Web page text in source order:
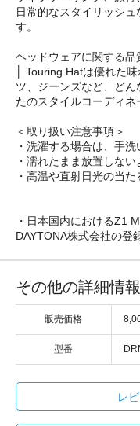
日常的なスタイリッシ
す。
ヘッドウェアに関する
│ Touring Hatは優れた
ツ、ジーンズなど、ど
たのスタイルコーディネ
＜取り扱い注意事項＞
・洗濯する場合は、手
・濡れたまま放置しない
・高温や直射日光の当
・日本国内におけるZ1
DAYTONA株式会社の登
その他の詳細情報
販売価格
型番
レ